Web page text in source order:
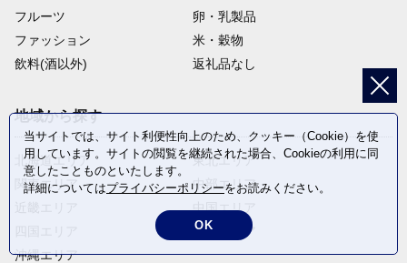
フルーツ
卵・乳製品
ファッション
米・穀物
飲料(酒以外)
返礼品なし
地域から探す
北海道エリア
関東エリア
沖縄エリア
東北エリア
中部エリア
中国エリア
九州エリア
当サイトでは、サイト利便性向上のため、クッキー（Cookie）を使
用しています。サイトの閲覧を継続された場合、Cookieの利用に同
意したことものといたします。
詳細についてはプライバシーポリシーをお読みください。
OK